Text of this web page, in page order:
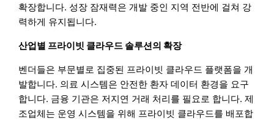
확장합니다. 성장 잠재력은 개발 중인 지역 전반에 걸쳐 강
력하게 유지됩니다.
산업별 프라이빗 클라우드 솔루션의 확장
벤더들은 부문별로 집중된 프라이빗 클라우드 플랫폼을 개
발합니다. 의료 시스템은 안전한 환자 데이터 환경을 요구
합니다. 금융 기관은 저지연 거래 처리를 필요로 합니다. 제
조업체는 운영 시스템을 위해 프라이빗 클라우드를 배포합